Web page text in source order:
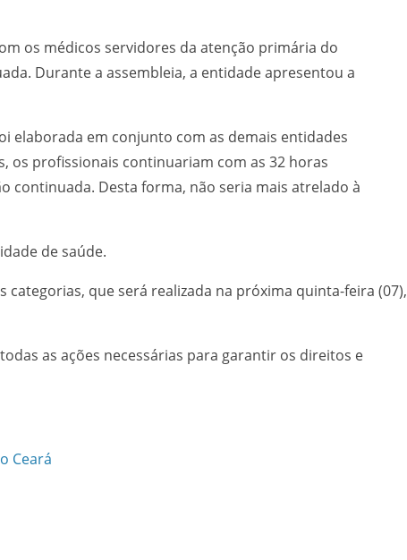
os médicos servidores da atenção primária do
Durante a assembleia, a entidade apresentou a
elaborada em conjunto com as demais entidades
os profissionais continuariam com as 32 horas
continuada. Desta forma, não seria mais atrelado à
de saúde.
que será realizada na próxima quinta-feira (07),
as ações necessárias para garantir os direitos e
Ceará